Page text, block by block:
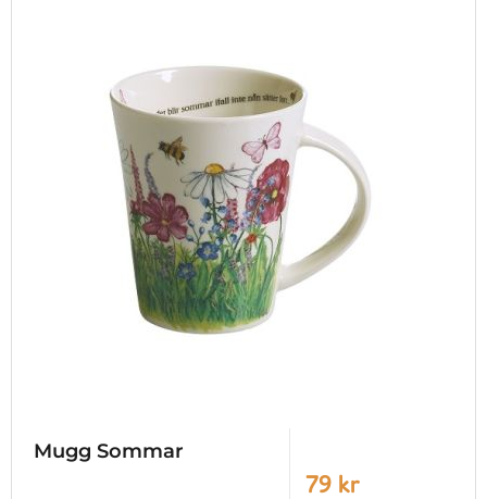
Mugg Sommar
79 kr